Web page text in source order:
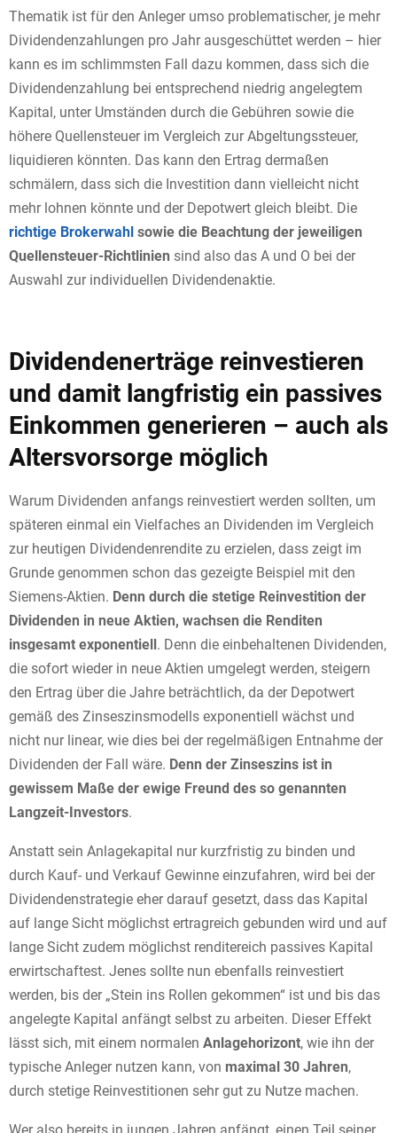
Thematik ist für den Anleger umso problematischer, je mehr
Dividendenzahlungen pro Jahr ausgeschüttet werden – hier
kann es im schlimmsten Fall dazu kommen, dass sich die
Dividendenzahlung bei entsprechend niedrig angelegtem
Kapital, unter Umständen durch die Gebühren sowie die
höhere Quellensteuer im Vergleich zur Abgeltungssteuer,
liquidieren könnten. Das kann den Ertrag dermaßen
schmälern, dass sich die Investition dann vielleicht nicht
mehr lohnen könnte und der Depotwert gleich bleibt. Die
richtige Brokerwahl sowie die Beachtung der jeweiligen
Quellensteuer-Richtlinien sind also das A und O bei der
Auswahl zur individuellen Dividendenaktie.
Dividendenerträge reinvestieren
und damit langfristig ein passives
Einkommen generieren – auch als
Altersvorsorge möglich
Warum Dividenden anfangs reinvestiert werden sollten, um
späteren einmal ein Vielfaches an Dividenden im Vergleich
zur heutigen Dividendenrendite zu erzielen, dass zeigt im
Grunde genommen schon das gezeigte Beispiel mit den
Siemens-Aktien. Denn durch die stetige Reinvestition der
Dividenden in neue Aktien, wachsen die Renditen
insgesamt exponentiell. Denn die einbehaltenen Dividenden,
die sofort wieder in neue Aktien umgelegt werden, steigern
den Ertrag über die Jahre beträchtlich, da der Depotwert
gemäß des Zinseszinsmodells exponentiell wächst und
nicht nur linear, wie dies bei der regelmäßigen Entnahme der
Dividenden der Fall wäre. Denn der Zinseszins ist in
gewissem Maße der ewige Freund des so genannten
Langzeit-Investors.
Anstatt sein Anlagekapital nur kurzfristig zu binden und
durch Kauf- und Verkauf Gewinne einzufahren, wird bei der
Dividendenstrategie eher darauf gesetzt, dass das Kapital
auf lange Sicht möglichst ertragreich gebunden wird und auf
lange Sicht zudem möglichst renditereich passives Kapital
erwirtschaftest. Jenes sollte nun ebenfalls reinvestiert
werden, bis der „Stein ins Rollen gekommen“ ist und bis das
angelegte Kapital anfängt selbst zu arbeiten. Dieser Effekt
lässt sich, mit einem normalen Anlagehorizont, wie ihn der
typische Anleger nutzen kann, von maximal 30 Jahren,
durch stetige Reinvestitionen sehr gut zu Nutze machen.